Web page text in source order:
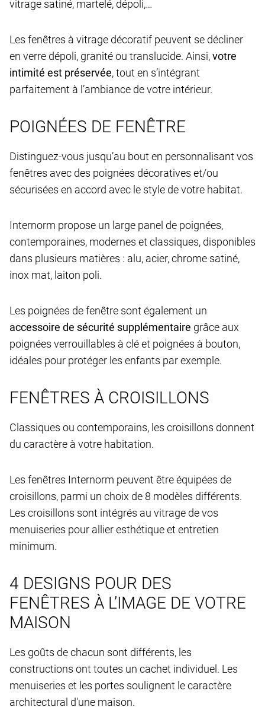
vitrage satiné, martelé, dépoli,…
Les fenêtres à vitrage décoratif peuvent se décliner
en verre dépoli, granité ou translucide. Ainsi,votre
intimité est préservée, tout en s’intégrant
parfaitement à l’ambiance de votre intérieur.
POIGNÉES DE FENÊTRE
Distinguez-vous jusqu’au bout en personnalisant vos
fenêtres avec des poignées décoratives et/ou
sécurisées en accord avec le style de votre habitat.
Internorm propose un large panel de poignées,
contemporaines, modernes et classiques, disponibles
dans plusieurs matières : alu, acier, chrome satiné,
inox mat, laiton poli.
Les poignées de fenêtre sont également un
accessoire de sécurité supplémentaire grâce aux
poignées verrouillables à clé et poignées à bouton,
idéales pour protéger les enfants par exemple.
FENÊTRES À CROISILLONS
Classiques ou contemporains, les croisillons donnent
du caractère à votre habitation.
Les fenêtres Internorm peuvent être équipées de
croisillons, parmi un choix de 8 modèles différents.
Les croisillons sont intégrés au vitrage de vos
menuiseries pour allier esthétique et entretien
minimum.
4 DESIGNS POUR DES
FENÊTRES À L’IMAGE DE VOTRE
MAISON
Les goûts de chacun sont différents, les
constructions ont toutes un cachet individuel. Les
menuiseries et les portes soulignent le caractère
architectural d'une maison.